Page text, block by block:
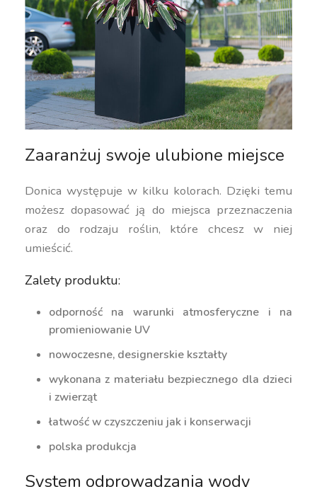
Zaaranżuj swoje ulubione miejsce
Donica występuje w kilku kolorach. Dzięki temu
możesz dopasować ją do miejsca przeznaczenia
oraz do rodzaju roślin, które chcesz w niej
umieścić.
Zalety produktu:
odporność na warunki atmosferyczne i na
promieniowanie UV
nowoczesne, designerskie kształty
wykonana z materiału bezpiecznego dla dzieci
i zwierząt
łatwość w czyszczeniu jak i konserwacji
polska produkcja
System odprowadzania wody